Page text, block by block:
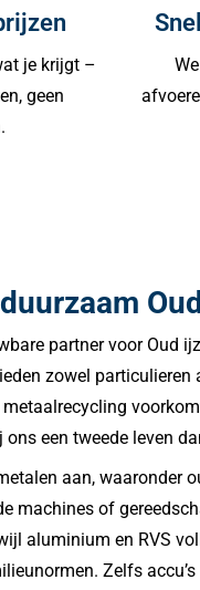
je krijgt –
geen
partner voor Oud
zowel
een tweede leven
aan, waaronder
machines of
aluminium en RVS
Zelfs